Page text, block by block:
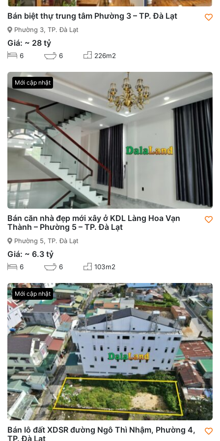
Bán biệt thự trung tâm Phường 3 – TP. Đà Lạt
Phường 3, TP. Đà Lạt
Giá: ~ 28 tỷ
6 6 226m2
Mới cập nhật
Bán căn nhà đẹp mới xây ở KDL Làng Hoa Vạn
Thành – Phường 5 – TP. Đà Lạt
Phường 5, TP. Đà Lạt
Giá: ~ 6.3 tỷ
6 6 103m2
Mới cập nhật
Bán lô đất XDSR đường Ngô Thì Nhậm, Phường 4,
TP. Đà Lạt